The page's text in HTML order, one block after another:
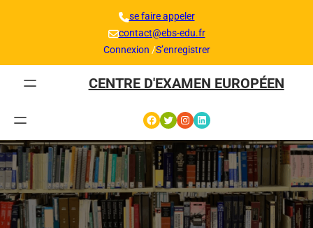
se faire appeler
contact@ebs-edu.fr
Connexion /S’enregistrer
CENTRE D'EXAMEN EUROPÉEN
Facebook Twitter Instagram LinkedIn